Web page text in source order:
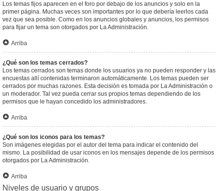
Los temas fijos aparecen en el foro por debajo de los anuncios y solo en la
primer página. Muchas veces son importantes por lo que debería leerlos cada
vez que sea posible. Como en los anuncios globales y anuncios, los permisos
para fijar un tema son otorgados por La Administración.
Arriba
¿Qué son los temas cerrados?
Los temas cerrados son temas donde los usuarios ya no pueden responder y las
encuestas allí contenidas terminaron automáticamente. Los temas pueden ser
cerrados por muchas razones. Esta decisión es tomada por La Administración o
un moderador. Tal vez pueda cerrar sus propios temas dependiendo de los
permisos que le hayan concedido los administradores.
Arriba
¿Qué son los iconos para los temas?
Son imágenes elegidas por el autor del tema para indicar el contenido del
mismo. La posibilidad de usar iconos en los mensajes depende de los permisos
otorgados por La Administración.
Arriba
Niveles de usuario y grupos